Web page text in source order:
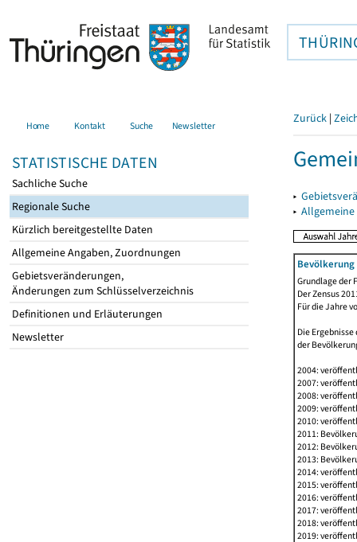
Home Kontakt Suche Newsletter
STATISTISCHE DATEN
Sachliche Suche
Regionale Suche
Kürzlich bereitgestellte Daten
Allgemeine Angaben, Zuordnungen
Gebietsveränderungen,
Änderungen zum Schlüsselverzeichnis
Definitionen und Erläuterungen
Newsletter
Zurück |
▸
▸
Grundlage der
Der Zensus
Für die Jahre
Die
der
2004:
2007:
2008:
2009:
2010:
2011:
2012:
2013:
2014:
2015:
2016:
2017:
2018:
2019: